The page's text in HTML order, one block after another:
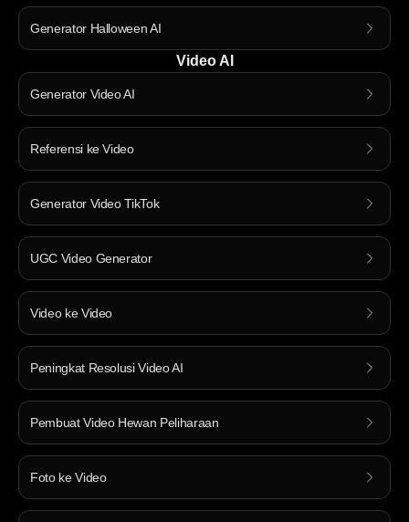
Generator Halloween AI
Video AI
Generator Video AI
Referensi ke Video
Generator Video TikTok
UGC Video Generator
Video ke Video
Peningkat Resolusi Video AI
Pembuat Video Hewan Peliharaan
Foto ke Video